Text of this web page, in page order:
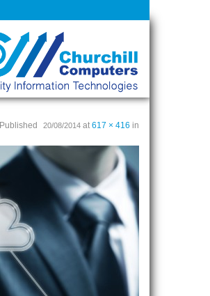
Published 20/08/2014 at 617 × 416 in